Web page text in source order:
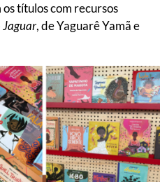
títulos com recursos
Jaguar, de Yaguarê Yamã e